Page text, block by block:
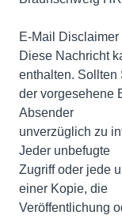
E-Mail Disclaimer
Diese Nachricht
enthalten. Sollten
der vorgesehene
Absender
unverzüglich zu
Jeder unbefugte
Zugriff oder jede
einer Kopie, die
Veröffentlichung